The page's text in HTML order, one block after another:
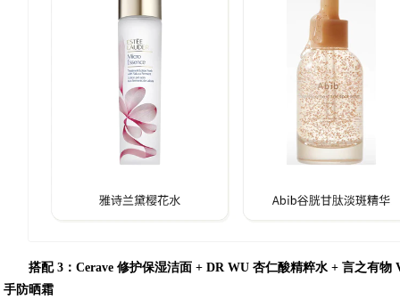
搭配 3：Cerave 修护保湿洁面 + DR WU 杏仁酸精粹水 + 言之有
手防晒霜